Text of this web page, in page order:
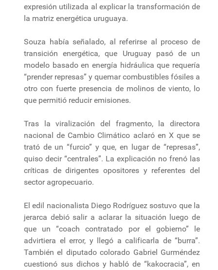
expresión utilizada al explicar la transformación de
la matriz energética uruguaya.
Souza había señalado, al referirse al proceso de
transición energética, que Uruguay pasó de un
modelo basado en energía hidráulica que requería
“prender represas” y quemar combustibles fósiles a
otro con fuerte presencia de molinos de viento, lo
que permitió reducir emisiones.
Tras la viralización del fragmento, la directora
nacional de Cambio Climático aclaró en X que se
trató de un “furcio” y que, en lugar de “represas”,
quiso decir “centrales”. La explicación no frenó las
críticas de dirigentes opositores y referentes del
sector agropecuario.
El edil nacionalista Diego Rodríguez sostuvo que la
jerarca debió salir a aclarar la situación luego de
que un “coach contratado por el gobierno” le
advirtiera el error, y llegó a calificarla de “burra”.
También el diputado colorado Gabriel Gurméndez
cuestionó sus dichos y habló de “kakocracia”, en